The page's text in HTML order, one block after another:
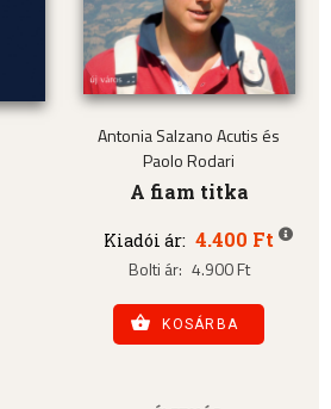
Antonia Salzano Acutis és
Paolo Rodari
A fiam titka
Kiadói ár: 4.400 Ft
Bolti ár: 4.900 Ft
KOSÁRBA